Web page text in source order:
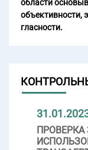
области
объективности,
гласности.